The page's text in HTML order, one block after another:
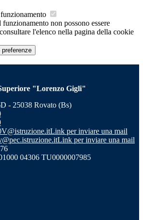
non possono essere
l'elenco nella pagina della cookie
"Lorenzo Gigli"
- 25038 Rovato (Bs)
Link per inviare una mail
Link per inviare una mail
04306 TU0000007985